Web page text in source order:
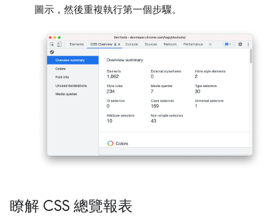
圖示，然後重複執行第一個步驟。
瞭解 CSS 總覽報表